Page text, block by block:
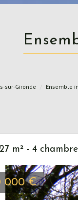
sur-Gironde Ensemble
m² - 4
000 €